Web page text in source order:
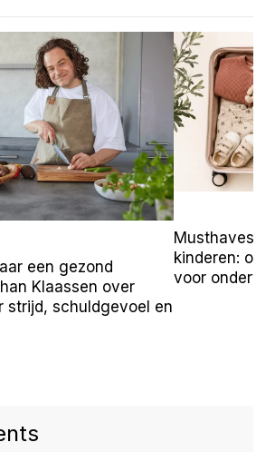
een gezond
Klaassen over
strijd, schuldgevoel en
Musthaves
kinderen:
voor